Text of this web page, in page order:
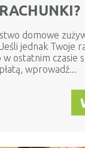
domowe
jednak Twoje
ostatnim czasie
wprowadź...